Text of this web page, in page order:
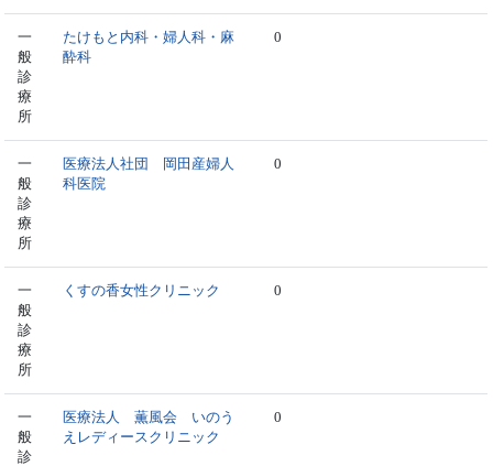
一
般
診
療
所
たけもと内科・婦人科・麻
酔科
0
一
般
診
療
所
医療法人社団 岡田産婦人
科医院
0
一
般
診
療
所
くすの香女性クリニック 0
一
般
診
医療法人 薫風会 いのう
えレディースクリニック
0